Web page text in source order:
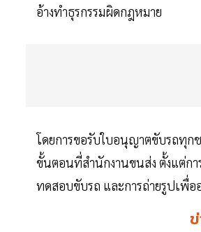
อ้างทำธุรกรรมผิดกฎหมาย
โดยการขอรับใบอนุญาตขับรถทุก
ขั้นตอนที่สำนักงานขนส่ง ตั้งแต่กา
ทดสอบขับรถ และการถ่ายรูปเพื่